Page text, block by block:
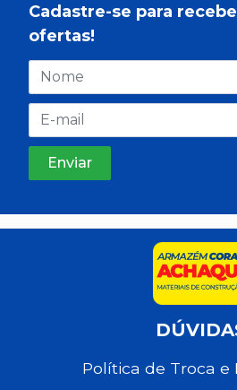
Cadastre-se para
ofertas!
Política de Troca e